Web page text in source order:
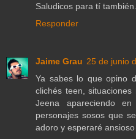
Saludicos para tí también.
Responder
Jaime Grau 25 de junio
Ya sabes lo que opino
clichés teen,
Jeena apareciendo
personajes sosos que
adoro y esperaré